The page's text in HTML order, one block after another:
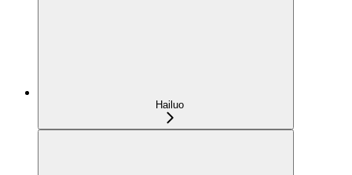
Hailuo